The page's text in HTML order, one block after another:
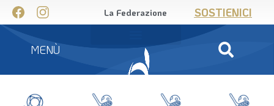
La Federazione SOSTIENICI
MENÙ